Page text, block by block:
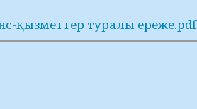
қызметтер туралы ереже.pdf